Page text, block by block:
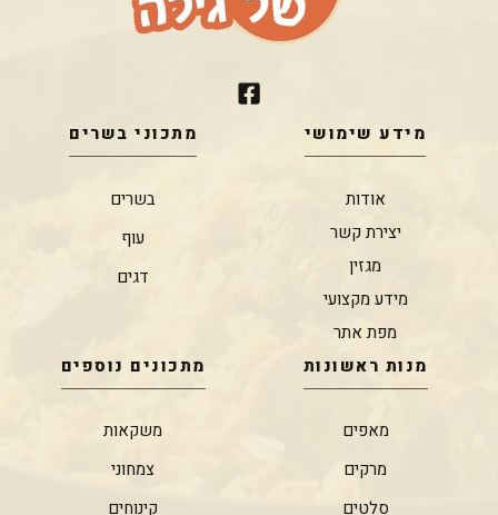
מידע שימושי
אודות
יצירת קשר
מגזין
מידע מקצועי
מפת אתר
מתכוני בשרים
בשרים
עוף
דגים
מנות ראשונות
מאפים
מרקים
סלטים
מתכונים נוספים
משקאות
צמחוני
קינוחים